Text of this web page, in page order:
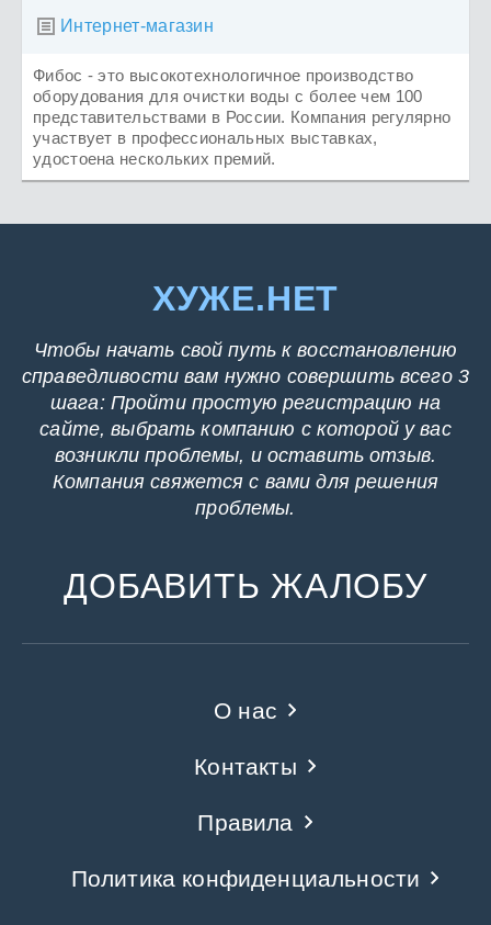
 Интернет-магазин
Фибос - это высокотехнологичное производство
оборудования для очистки воды с более чем 100
представительствами в России. Компания регулярно
участвует в профессиональных выставках,
удостоена нескольких премий.
ХУЖЕ.НЕТ
Чтобы начать свой путь к восстановлению
справедливости вам нужно совершить всего 3
шага: Пройти простую регистрацию на
сайте, выбрать компанию с которой у вас
возникли проблемы, и оставить отзыв.
Компания свяжется с вами для решения
проблемы.
ДОБАВИТЬ ЖАЛОБУ
О нас
Контакты
Правила
Политика конфиденциальности